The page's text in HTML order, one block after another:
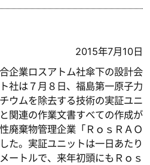
2015年7月10日
企業ロスアトム社傘下の設計会
社は７月８日、福島第一原子力
ウムを除去する技術の実証ユニ
関連の作業文書すべての作成が
廃棄物管理企業「ＲｏｓＲＡＯ
た。実証ユニットは一日あたり
ートルで、来年初頭にもＲｏｓ